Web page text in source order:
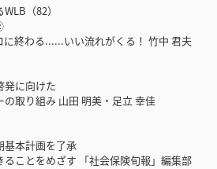
（82）
終わる......いい流れがくる！ 竹中 君夫
発に向けた
取り組み 山田 明美・足立 幸佳
基本計画を了承
ことをめざす 「社会保険旬報」編集部